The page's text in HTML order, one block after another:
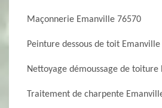
Maçonnerie Emanville 76570
Peinture dessous de toit
Nettoyage démoussage de toiture
Traitement de charpente